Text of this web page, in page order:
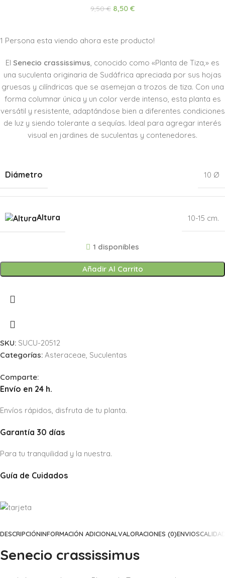
9,50€ 8,50 €
1 Persona esta viendo ahora este producto!
El Senecio crassissimus , conocido como «Planta de Tiza,» es
una suculenta originaria de Sudáfrica apreciada por sus hojas
gruesas y cilíndricas que se asemejan a trozos de tiza. Con una
forma columnar única y un color verde intenso, esta planta es
versátil y resistente, adaptándose bien a diferentes condiciones
de luz y siendo tolerante a sequías. Ideal para agregar interés
visual en jardines de suculentas y contenedores.
Diámetro 10 Ø
Altura 10-15 cm.
1 disponibles
Añadir Al Carrito
SKU: SUCU-20512
Categorías: Asteraceae Suculentas
Comparte:
Envío en 24 h.
Envíos rápidos, disfruta de tu planta.
Garantía 30 días
Para tu tranquilidad y la nuestra.
Guía de Cuidados
DESCRIPCIÓNINFORMACIÓN ADICIONALVALORACIONES (0)ENVIOS
Senecio crassissimus